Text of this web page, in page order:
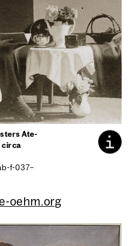
Ate­
cir­ca
f-037–
oehm.org